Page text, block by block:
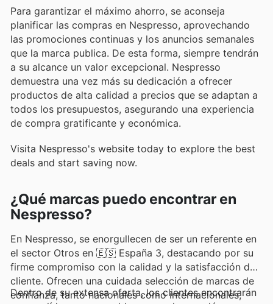
Para garantizar el máximo ahorro, se aconseja
planificar las compras en Nespresso, aprovechando
las promociones continuas y los anuncios semanales
que la marca publica. De esta forma, siempre tendrán
a su alcance un valor excepcional. Nespresso
demuestra una vez más su dedicación a ofrecer
productos de alta calidad a precios que se adaptan a
todos los presupuestos, asegurando una experiencia
de compra gratificante y económica.
Visita Nespresso's website today to explore the best
deals and start saving now.
¿Qué marcas puedo encontrar en
Nespresso?
En Nespresso, se enorgullecen de ser un referente en
el sector Otros en 🇪🇸 España 3, destacando por su
firme compromiso con la calidad y la satisfacción del
cliente. Ofrecen una cuidada selección de marcas de
confianza, tanto nacionales como internacionales,
Dentro de su extensa oferta, los clientes encontrarán